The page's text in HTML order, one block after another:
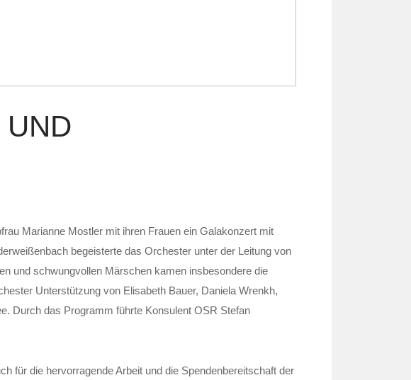
Marianne Mostler mit ihren Frauen ein Galakonzert mit
begeisterte das Orchester unter der Leitung von
und schwungvollen Märschen kamen insbesondere die
Unterstützung von Elisabeth Bauer, Daniela Wrenkh,
Durch das Programm führte Konsulent OSR Stefan
für die hervorragende Arbeit und die Spendenbereitschaft der